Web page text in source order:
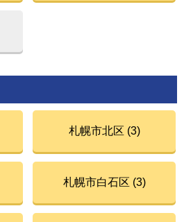
札幌市北区 (3)
札幌市白石区 (3)